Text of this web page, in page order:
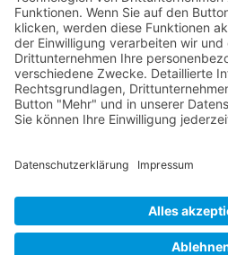
Kooperation
Werbung
Presse- und Öffentlichkeitsarbeit
Aktuelles
Themenwelt
Geprüfter Franchisegeber